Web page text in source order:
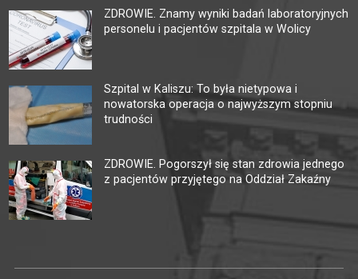
ZDROWIE. Znamy wyniki badań laboratoryjnych
personelu i pacjentów szpitala w Wolicy
Szpital w Kaliszu: To była nietypowa i
nowatorska operacja o najwyższym stopniu
trudności
ZDROWIE. Pogorszył się stan zdrowia jednego
z pacjentów przyjętego na Oddział Zakaźny